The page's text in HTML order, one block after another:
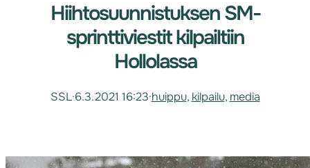
Hiihtosuunnistuksen SM-
sprinttiviestit kilpailtiin
Hollolassa
SSL·6.3.2021 16:23·huippu, kilpailu, media